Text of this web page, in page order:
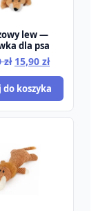
lew —
dla psa
zł Pierwotna
cena
wynosiła:
15,90 złAktualna
cena
wynosi:
15,90 zł.
do koszyka